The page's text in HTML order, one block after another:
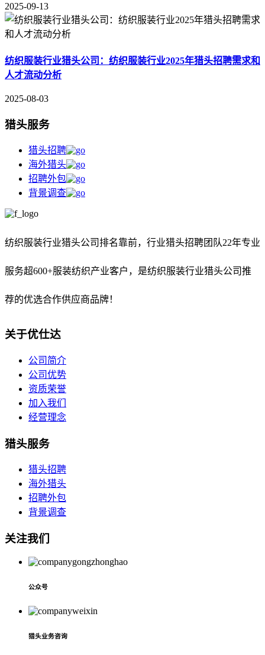
2025-09-13
纺织服装行业猎头公司：纺织服装行业2025年猎头招聘需求和
人才流动分析
2025-08-03
猎头服务
猎头招聘
海外猎头
招聘外包
背景调查
纺织服装行业猎头公司排名靠前， 行业猎头招聘团队22年专业
服务超600+服装纺织产业客户，是纺织服装行业猎头公司推
荐的优选合作供应商品牌！
关于优仕达
公司简介
公司优势
资质荣誉
加入我们
经营理念
猎头服务
猎头招聘
海外猎头
招聘外包
背景调查
关注我们
公众号
猎头业务咨询